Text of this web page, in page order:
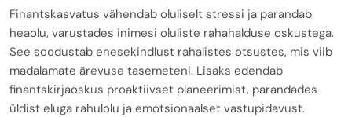
Finantskasvatus vähendab oluliselt stressi ja parandab
heaolu, varustades inimesi oluliste rahahalduse oskustega.
See soodustab enesekindlust rahalistes otsustes, mis viib
madalamate ärevuse tasemeteni. Lisaks edendab
finantskirjaoskus proaktiivset planeerimist, parandades
üldist eluga rahulolu ja emotsionaalset vastupidavust.